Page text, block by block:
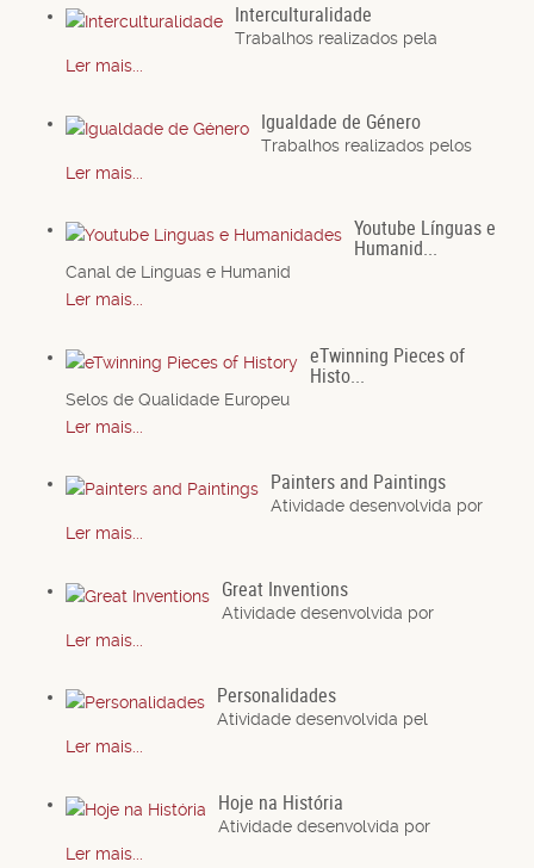
Interculturalidade
Trabalhos realizados pela
Ler mais...
Igualdade de Género
Trabalhos realizados pelos
Ler mais...
Youtube Línguas e
Humanid...
Canal de Línguas e Humanid
Ler mais...
eTwinning Pieces of
Histo...
Selos de Qualidade Europeu
Ler mais...
Painters and Paintings
Atividade desenvolvida por
Ler mais...
Great Inventions
Atividade desenvolvida por
Ler mais...
Personalidades
Atividade desenvolvida pel
Ler mais...
Hoje na História
Atividade desenvolvida por
Ler mais...